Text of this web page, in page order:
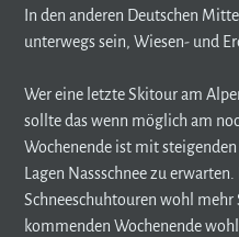
In den anderen Deutschen
unterwegs sein, Wiesen- und
Wer eine letzte Skitour am
sollte das wenn möglich am
Wochenende ist mit
Lagen Nassschnee zu
Schneeschuhtouren wohl
kommenden Wochenende